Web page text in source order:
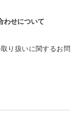
わせについて
り扱いに関するお問